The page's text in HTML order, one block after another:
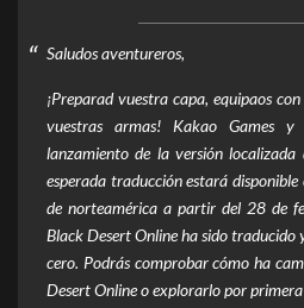
Saludos aventureros,
¡Preparad vuestra capa, equipaos
vuestras armas! Kakao Games
lanzamiento de la versión
esperada traducción estará disponible
de norteamérica a partir del 28 de
Black Desert Online ha sido traducido
cero. Podrás comprobar cómo ha
Desert Online o explorarlo por primera